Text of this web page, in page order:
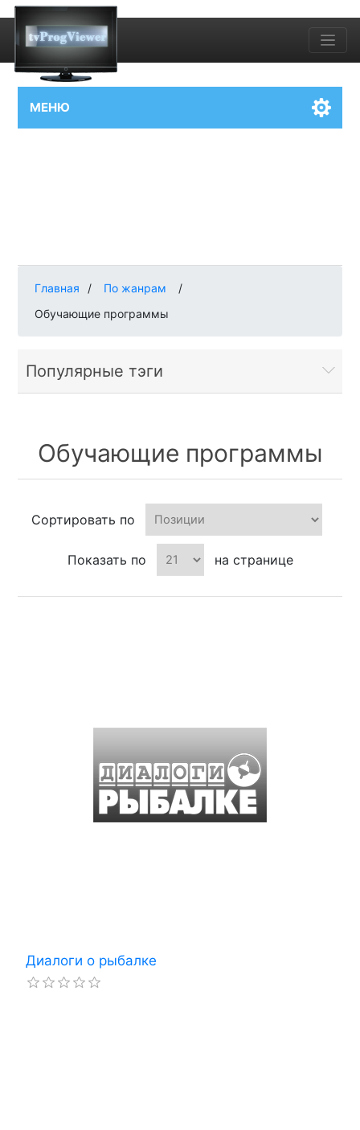
МЕНЮ
Главная / По жанрам
/
Обучающие программы
Популярные тэги
Обучающие программы
Сортировать по
Показать по на странице
Диалоги о рыбалке